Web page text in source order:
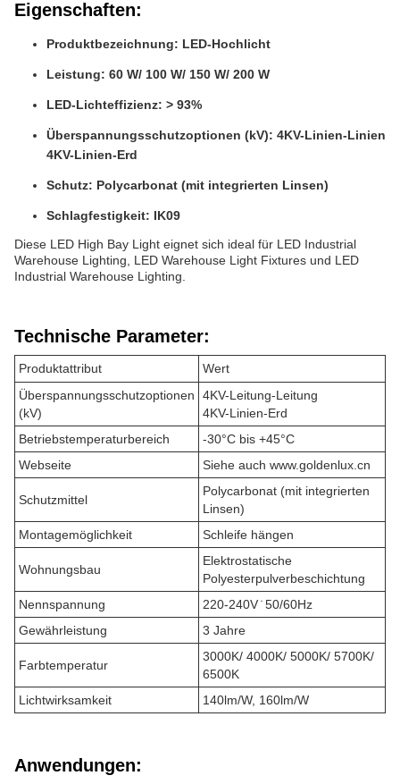
Eigenschaften:
Produktbezeichnung: LED-Hochlicht
Leistung: 60 W/ 100 W/ 150 W/ 200 W
LED-Lichteffizienz: > 93%
Überspannungsschutzoptionen (kV): 4KV-Linien-Linien
4KV-Linien-Erd
Schutz: Polycarbonat (mit integrierten Linsen)
Schlagfestigkeit: IK09
Diese LED High Bay Light eignet sich ideal für LED Industrial
Warehouse Lighting, LED Warehouse Light Fixtures und LED
Industrial Warehouse Lighting.
Technische Parameter:
Produktattribut
Wert
Überspannungsschutzoptionen
(kV)
4KV-Leitung-Leitung
4KV-Linien-Erd
Betriebstemperaturbereich
-30°C bis +45°C
Webseite
Siehe auch www.goldenlux.cn
Schutzmittel
Polycarbonat (mit integrierten
Linsen)
Montagemöglichkeit
Schleife hängen
Wohnungsbau
Elektrostatische
Polyesterpulverbeschichtung
Nennspannung
220-240V ̇ 50/60Hz
Gewährleistung
3 Jahre
Farbtemperatur
3000K/ 4000K/ 5000K/ 5700K/
6500K
Lichtwirksamkeit
140lm/W, 160lm/W
Anwendungen: